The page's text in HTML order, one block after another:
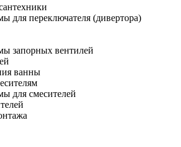
для переключателя (дивертора)
запорных вентилей
ванны
для смесителей